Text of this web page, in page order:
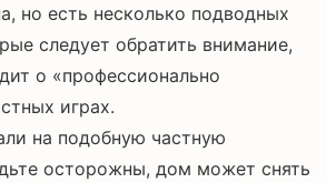
но есть несколько подводных
следует обратить внимание,
о «профессионально
играх.
на подобную частную
осторожны, дом может снять